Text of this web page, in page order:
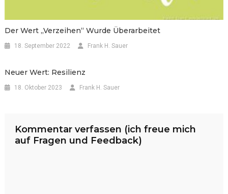
Der Wert „verzeihen“ Wurde Überarbeitet
18. September 2022 Frank H. Sauer
Neuer Wert: Resilienz
18. Oktober 2023 Frank H. Sauer
Kommentar verfassen (ich freue mich
auf Fragen und Feedback)